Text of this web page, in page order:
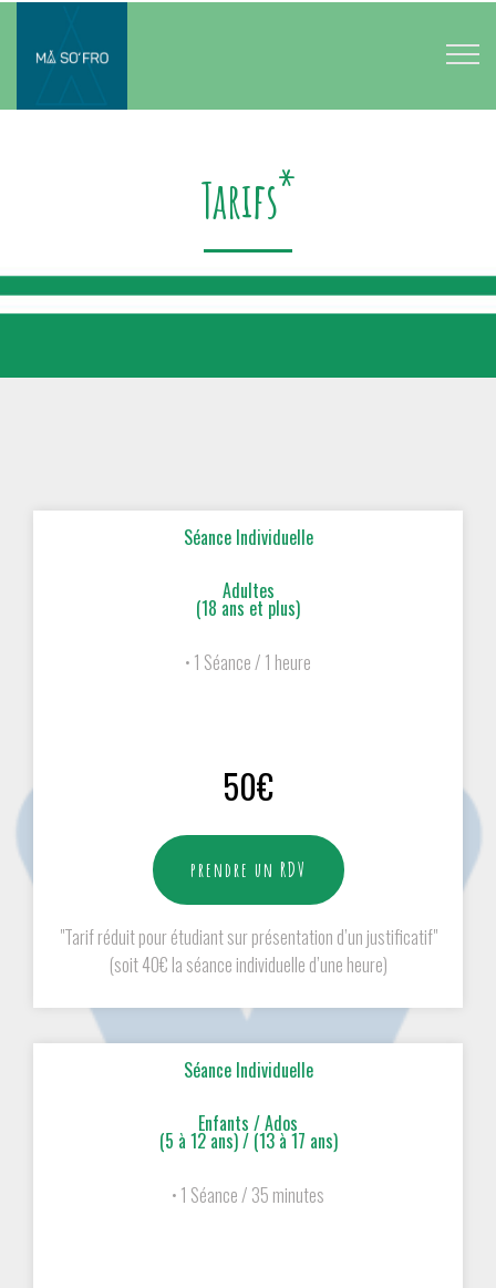
Tarifs*
Séance Individuelle
Adultes
(18 ans et plus)
• 1 Séance / 1 heure
50€
prendre un RDV
"Tarif réduit pour étudiant sur présentation d’un justificatif"
(soit 40€ la séance individuelle d’une heure)
Séance Individuelle
Enfants / Ados
(5 à 12 ans) / (13 à 17 ans)
• 1 Séance / 35 minutes